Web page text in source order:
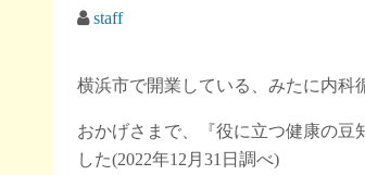
staff
横浜市で開業している、みたに内科
おかげさまで、『役に立つ健康の豆
した(2022年12月31日調べ)